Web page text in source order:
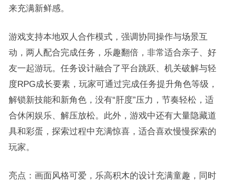
来充满新鲜感。
游戏支持本地双人合作模式，强调协同操作与场景互
动，两人配合完成任务，乐趣翻倍，非常适合亲子、好
友一起游玩。任务设计融合了平台跳跃、机关破解与轻
度RPG成长要素，玩家可通过完成任务提升角色等级，
解锁新技能和新角色，没有“肝度”压力，节奏轻松，适
合休闲娱乐、解压放松。此外，游戏中还有大量隐藏道
具和彩蛋，探索过程中充满惊喜，适合喜欢慢慢探索的
玩家。
亮点：画面风格可爱，乐高积木的设计充满童趣，同时